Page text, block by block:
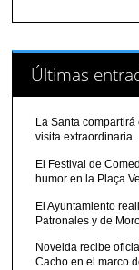
Últimas
La Santa
visita extraordinaria
El Festival de
humor en la Plaça
El Ayuntamiento
Patronales y de
Novelda recibe
Cacho en el marco